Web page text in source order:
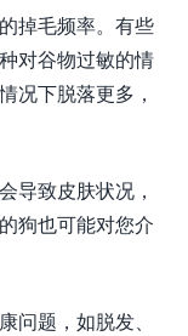
掉毛频率。有些
对谷物过敏的情
况下脱落更多，
导致皮肤状况，
狗也可能对您介
问题，如脱发、